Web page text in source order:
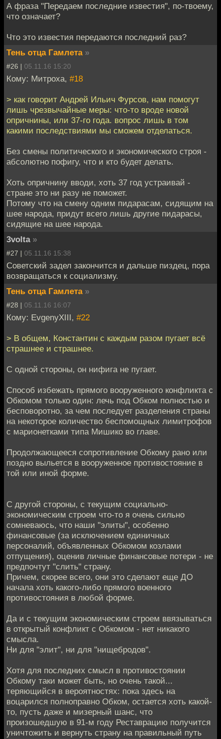
А фраза "Передаем последние известия", по-твоему,
что означает?
Что это известия передаются последний раз?
Тень отца Гамлета »
#26 | 05.11.16 15:20
Кому: Митроха, #18
> как говорит Андрей Ильич Фурсов, нам помогут
лишь чрезвычайные меры: что-то вроде новой
опричнины, или 37-го года. вопрос лишь в том
какими последствиями мы сможем отделаться.
Без смены политического и экономического строя -
абсолютно пофигу, что и кто будет делать.
Хоть опричнину вводи, хоть 37 год устраивай -
стране это ни разу не поможет.
Потому что на смену одним пидарасам, сидящим на
шее народа, придут всего лишь другие пидарасы,
сидящие на шее народа.
3volta »
#27 | 05.11.16 15:38
Советский задел закончится и дальше пиздец, пора
возвращаться к социализму.
Тень отца Гамлета »
#28 | 05.11.16 16:07
Кому: EvgenyXIII, #22
> В общем, Константин с каждым разом пугает всё
страшнее и страшнее.
С одной стороны, он нифига не пугает.
Способ избежать прямого вооруженного конфликта с
Обкомом только один: лечь под Обком полностью и
бесповоротно, за чем последует разделения страны
на некоторое количество беспомощных лимитрофов
с марионетками типа Мишико во главе.
Продолжающееся сопротивление Обкому рано или
поздно выльется в вооруженное противостояние в
той или иной форме.
С другой стороны, с текущим социально-
экономическим строем что-то я очень сильно
сомневаюсь, что наши "элиты", особенно
финансовые (за исключением единичных
персоналий, объявленных Обкомом козлами
отпущения), оценив личные финансовые потери - не
предпочтут "слить" страну.
Причем, скорее всего, они это сделают еще ДО
начала хоть какого-либо прямого военного
противостояния в любой форме.
Да и с текущим экономическим строем ввязываться
в открытый конфликт с Обкомом - нет никакого
смысла.
Ни для "элит", ни для "нищебродов".
Хотя для последних смысл в противостоянии
Обкому таки может быть, но очень такой...
теряющийся в вероятностях: пока здесь на
воцарился полноправно Обком, остается хоть какой-
то, пусть даже и мизерный шанс, что
произошедшую в 91-м году Реставрацию получится
уничтожить и вернуть страну на правильный путь